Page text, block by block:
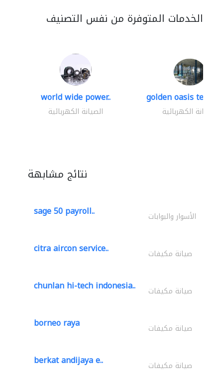
الخدمات المتوفرة من نفس التصنيف
world wide power..
الصيانة الكهربائية
golden oasis
الصيانة الكهربائية
نتائج مشابهة
sage 50 payroll.. الأسوار والبوابات
citra aircon service.. صيانة مكيفات
chunlan hi-tech indonesia.. صيانة مكيفات
borneo raya صيانة مكيفات
berkat andijaya e.. صيانة مكيفات